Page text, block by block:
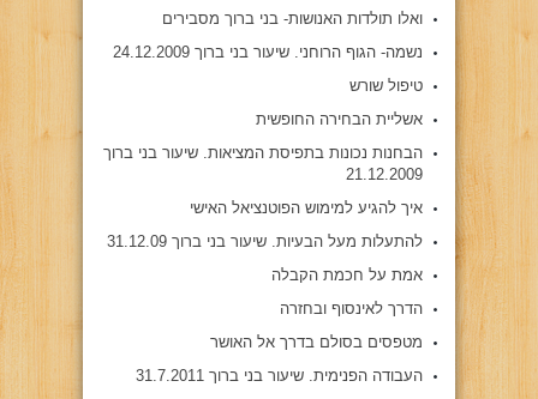
ואלו תולדות האנושות- בני ברוך מסבירים
נשמה- הגוף הרוחני. שיעור בני ברוך 24.12.2009
טיפול שורש
אשליית הבחירה החופשית
הבחנות נכונות בתפיסת המציאות. שיעור בני ברוך
21.12.2009
איך להגיע למימוש הפוטנציאל האישי
להתעלות מעל הבעיות. שיעור בני ברוך 31.12.09
אמת על חכמת הקבלה
הדרך לאינסוף ובחזרה
מטפסים בסולם בדרך אל האושר
העבודה הפנימית. שיעור בני ברוך 31.7.2011